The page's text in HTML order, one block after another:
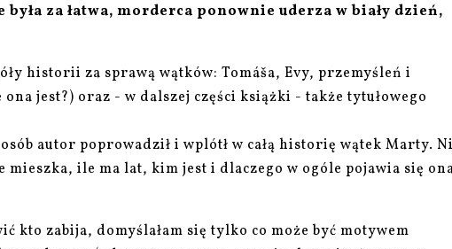
była za łatwa, morderca ponownie uderza w biały dzień,
historii za sprawą wątków: Tomáša, Evy, przemyśleń i
jest?) oraz - w dalszej części książki - także tytułowego
autor poprowadził i wplótł w całą historię wątek Marty.
mieszka, ile ma lat, kim jest i dlaczego w ogóle pojawia się
kto zabija, domyślałam się tylko co może być motywem